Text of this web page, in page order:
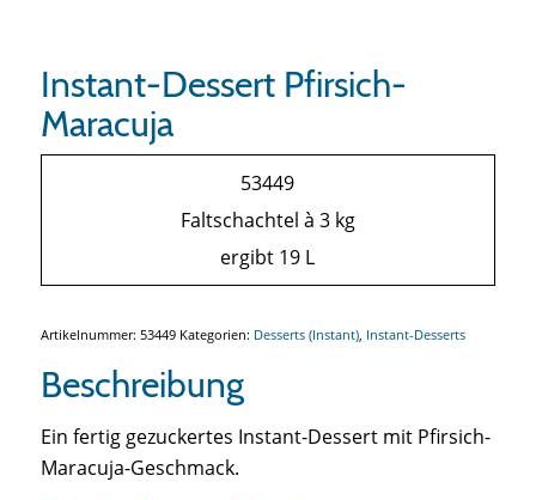
Instant-Dessert Pfirsich-
Maracuja
53449
Faltschachtel à 3 kg
ergibt 19 L
Artikelnummer: 53449 Kategorien: Desserts (Instant), Instant-Desserts
Beschreibung
Ein fertig gezuckertes Instant-Dessert mit Pfirsich-
Maracuja-Geschmack.